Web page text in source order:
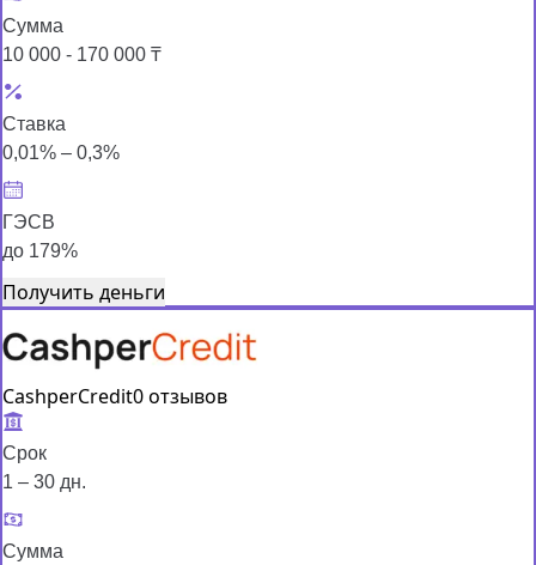
Сумма
10 000 - 170 000 ₸
Ставка
0,01% – 0,3%
ГЭСВ
до 179%
Получить деньги
CashperCredit0 отзывов
Срок
1 – 30 дн.
Сумма